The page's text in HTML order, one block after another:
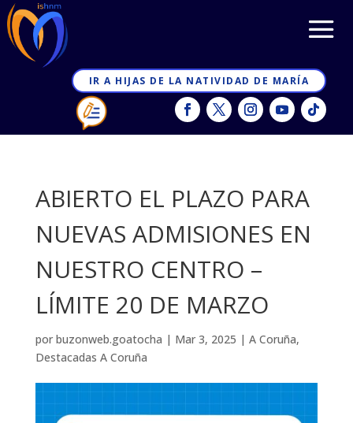
IR A HIJAS DE LA NATIVIDAD DE MARÍA
ABIERTO EL PLAZO PARA
NUEVAS ADMISIONES EN
NUESTRO CENTRO –
LÍMITE 20 DE MARZO
por buzonweb.goatocha | Mar 3, 2025 | A Coruña,
Destacadas A Coruña